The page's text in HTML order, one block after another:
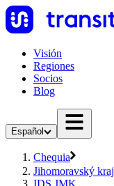
Visión
Regiones
Socios
Blog
Español
Chequia
Jihomoravský kraj
IDS JMK